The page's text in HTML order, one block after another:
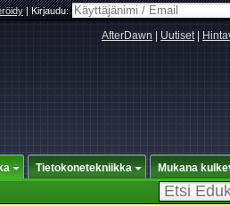
|Kirjaudu:
AfterDawn Uutiset|
Tietokonetekniikka Mukana